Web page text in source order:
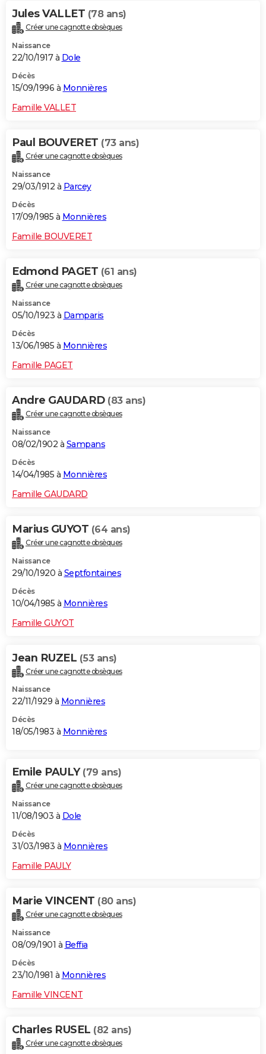
Jules VALLET (78 ans)
Créer une cagnotte obsèques
Naissance
22/10/1917 à Dole
Décès
15/09/1996 à Monnières
Famille VALLET
Paul BOUVERET (73 ans)
Créer une cagnotte obsèques
Naissance
29/03/1912 à Parcey
Décès
17/09/1985 à Monnières
Famille BOUVERET
Edmond PAGET (61 ans)
Créer une cagnotte obsèques
Naissance
05/10/1923 à Damparis
Décès
13/06/1985 à Monnières
Famille PAGET
Andre GAUDARD (83 ans)
Créer une cagnotte obsèques
Naissance
08/02/1902 à Sampans
Décès
14/04/1985 à Monnières
Famille GAUDARD
Marius GUYOT (64 ans)
Créer une cagnotte obsèques
Naissance
29/10/1920 à Septfontaines
Décès
10/04/1985 à Monnières
Famille GUYOT
Jean RUZEL (53 ans)
Créer une cagnotte obsèques
Naissance
22/11/1929 à Monnières
Décès
18/05/1983 à Monnières
Emile PAULY (79 ans)
Créer une cagnotte obsèques
Naissance
11/08/1903 à Dole
Décès
31/03/1983 à Monnières
Famille PAULY
Marie VINCENT (80 ans)
Créer une cagnotte obsèques
Naissance
08/09/1901 à Beffia
Décès
23/10/1981 à Monnières
Famille VINCENT
Charles RUSEL (82 ans)
Créer une cagnotte obsèques